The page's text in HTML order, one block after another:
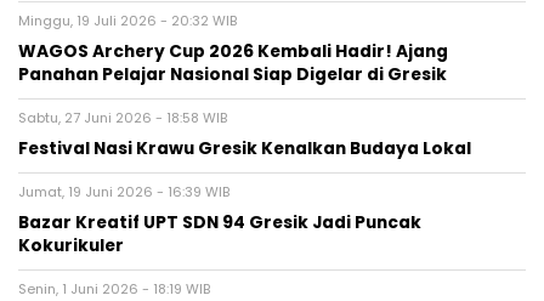
Minggu, 19 Juli 2026 - 20:32 WIB
WAGOS Archery Cup 2026 Kembali Hadir! Ajang
Panahan Pelajar Nasional Siap Digelar di Gresik
Sabtu, 27 Juni 2026 - 18:58 WIB
Festival Nasi Krawu Gresik Kenalkan Budaya Lokal
Jumat, 19 Juni 2026 - 16:39 WIB
Bazar Kreatif UPT SDN 94 Gresik Jadi Puncak
Kokurikuler
Senin, 1 Juni 2026 - 18:19 WIB